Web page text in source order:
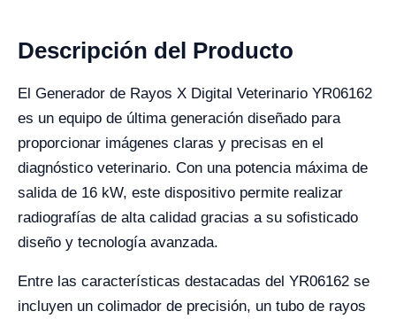
Descripción del Producto
El Generador de Rayos X Digital Veterinario YR06162
es un equipo de última generación diseñado para
proporcionar imágenes claras y precisas en el
diagnóstico veterinario. Con una potencia máxima de
salida de 16 kW, este dispositivo permite realizar
radiografías de alta calidad gracias a su sofisticado
diseño y tecnología avanzada.
Entre las características destacadas del YR06162 se
incluyen un colimador de precisión, un tubo de rayos